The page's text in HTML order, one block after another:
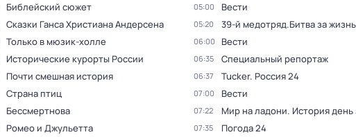
Библейский сюжет
Сказки Ганса Христиана Андерсена
Только в мюзик-холле
Исторические курорты России
Почти смешная история
Страна птиц
Бессмертнова
Ромео и Джульетта
05:00 Вести
05:20 39-й медотряд.Битва за жизнь
06:00 Вести
06:35 Специальный репортаж
06:37 Tucker. Россия 24
07:00 Вести
07:22 Мир на ладони. История день
07:35 Погода 24